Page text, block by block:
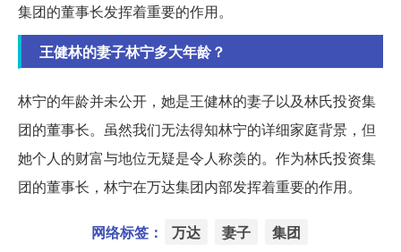
集团的董事长发挥着重要的作用。
王健林的妻子林宁多大年龄？
林宁的年龄并未公开，她是王健林的妻子以及林氏投资集
团的董事长。虽然我们无法得知林宁的详细家庭背景，但
她个人的财富与地位无疑是令人称羡的。作为林氏投资集
团的董事长，林宁在万达集团内部发挥着重要的作用。
网络标签： 万达 妻子 集团